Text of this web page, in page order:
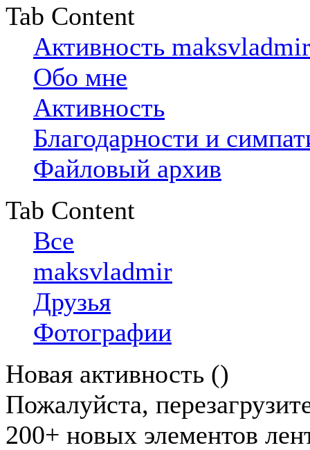
Tab Content
Активность maksvladmir
Обо мне
Активность
Благодарности и
Файловый архив
Tab Content
Все
maksvladmir
Друзья
Фотографии
Новая активность ()
Пожалуйста,
200+ новых элементов